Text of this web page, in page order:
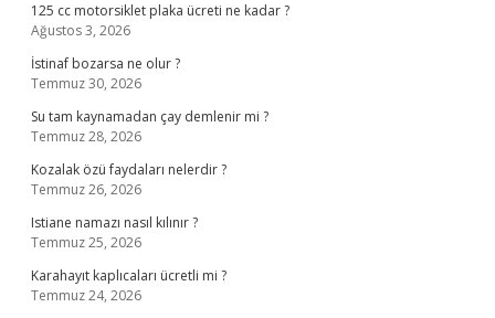
125 cc motorsiklet plaka ücreti ne kadar ?
Ağustos 3, 2026
İstinaf bozarsa ne olur ?
Temmuz 30, 2026
Su tam kaynamadan çay demlenir mi ?
Temmuz 28, 2026
Kozalak özü faydaları nelerdir ?
Temmuz 26, 2026
Istiane namazı nasıl kılınır ?
Temmuz 25, 2026
Karahayıt kaplıcaları ücretli mi ?
Temmuz 24, 2026